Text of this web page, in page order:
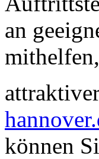
an
können